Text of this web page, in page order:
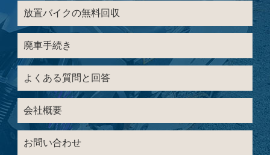
放置バイクの無料回収
廃車手続き
よくある質問と回答
会社概要
お問い合わせ